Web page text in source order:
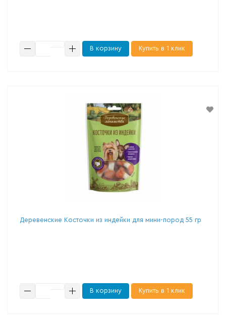
В корзину Купить в 1 клик
Деревенские Косточки из индейки для мини-пород 55 гр
В корзину Купить в 1 клик